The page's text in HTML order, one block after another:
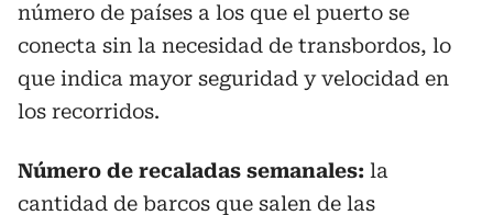
número de países a los que el puerto se
conecta sin la necesidad de transbordos, lo
que indica mayor seguridad y velocidad en
los recorridos.
Número de recaladas semanales: la
cantidad de barcos que salen de las